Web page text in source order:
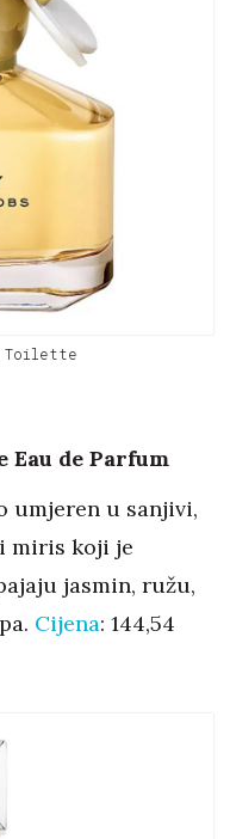
Toilette
Eau de Parfum
umjeren u sanjivi,
miris koji je
jasmin, ružu,
Cijena: 144,54